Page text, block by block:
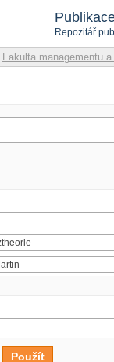
Repozitář
Fakulta managementu